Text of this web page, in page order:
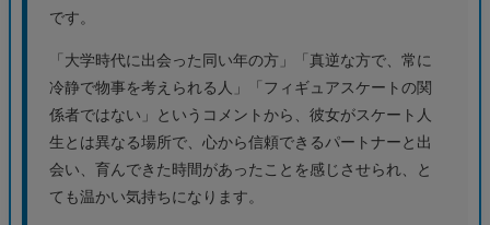
です。
「大学時代に出会った同い年の方」「真逆な方で、常に
冷静で物事を考えられる人」「フィギュアスケートの関
係者ではない」というコメントから、彼女がスケート人
生とは異なる場所で、心から信頼できるパートナーと出
会い、育んできた時間があったことを感じさせられ、と
ても温かい気持ちになります。